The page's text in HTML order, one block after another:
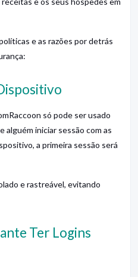
e as razões por detrás
só pode ser usado
alguém iniciar sessão com as
a primeira sessão será
e rastreável, evitando
Ter Logins